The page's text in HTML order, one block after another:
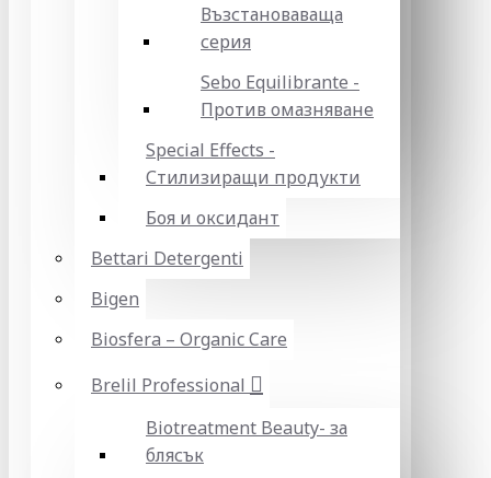
Възстановаваща
серия
Sebo Equilibrante -
Против омазняване
Special Effects -
Стилизиращи продукти
Боя и оксидант
Bettari Detergenti
Bigen
Biosfera – Organic Care
Brelil Professional
Biotreatment Beauty- за
блясък